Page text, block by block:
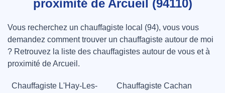
proximité de Arcueil (94110)
Vous recherchez un chauffagiste local (94), vous vous
demandez comment trouver un chauffagiste autour de moi
? Retrouvez la liste des chauffagistes autour de vous et à
proximité de Arcueil.
Chauffagiste L'Hay-Les-
Chauffagiste Cachan